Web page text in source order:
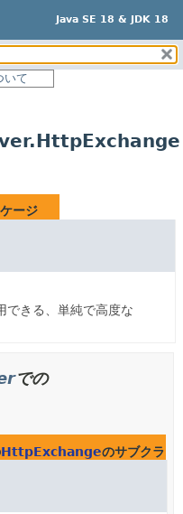
Java SE 18 & JDK 18
いて
ージ
できる、単純で高度な
での
HttpExchangeのサブクラス